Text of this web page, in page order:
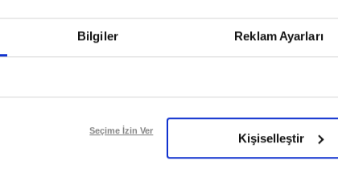
Bilgiler Reklam Ayarları
Seçime İzin Ver
Kişiselleştir